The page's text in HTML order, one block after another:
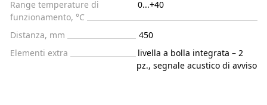
Range temperature di
funzionamento, °C
0...+40
Distanza, mm
450
Elementi extra
livella a bolla integrata – 2
pz., segnale acustico di avviso